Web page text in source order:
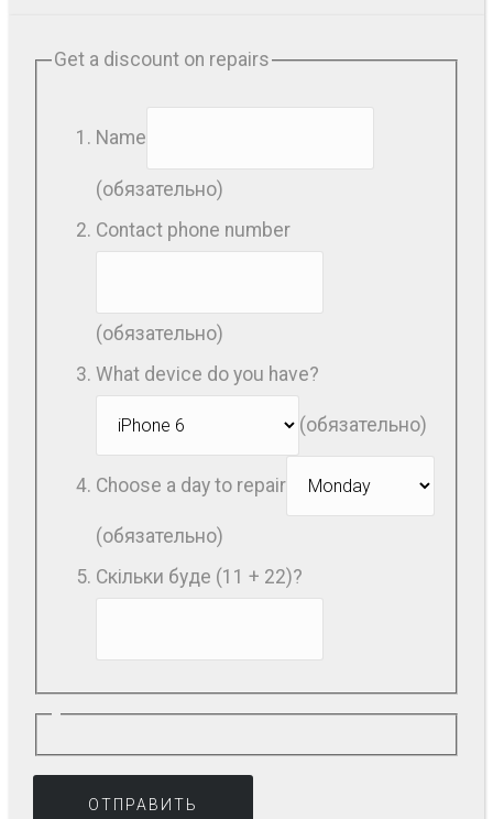
Get a discount on repairs
Name
(обязательно)
Contact phone number
(обязательно)
What device do you have?
(обязательно)
Choose a day to repair
(обязательно)
Скільки буде (11 + 22)?